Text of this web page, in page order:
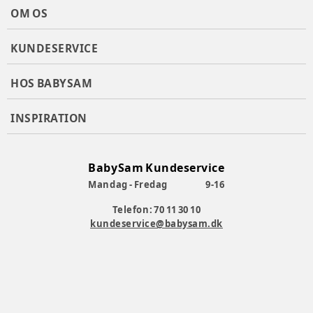
Danmark
Produktionsland:Danmark
OM OS
KUNDESERVICE
HOS BABYSAM
INSPIRATION
BabySam Kundeservice
Mandag - Fredag
9-16
Telefon: 70 11 30 10
kundeservice@babysam.dk